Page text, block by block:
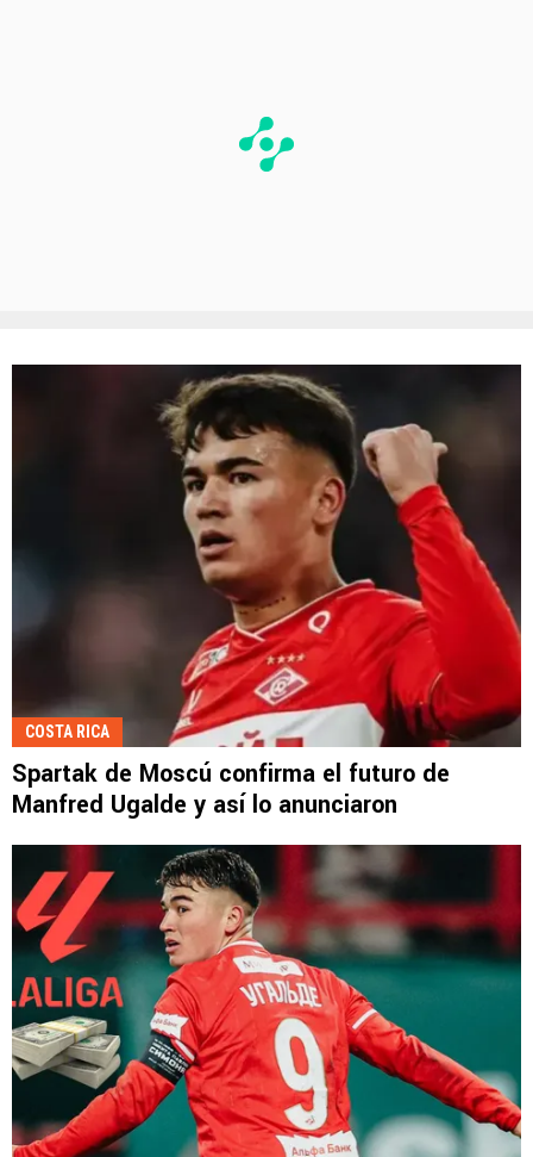
COSTA RICA
Spartak de Moscú confirma el futuro de
Manfred Ugalde y así lo anunciaron